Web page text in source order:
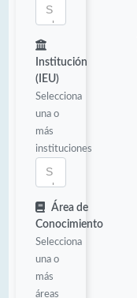
Institución
(IEU)
Selecciona
una o
más
instituciones
Área de
Conocimiento
Selecciona
una o
más
áreas